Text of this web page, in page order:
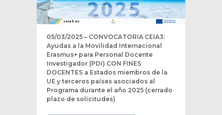
05/03/2025 – CONVOCATORIA CEIA3:
Ayudas a la Movilidad Internacional
Erasmus+ para Personal Docente
Investigador (PDI) CON FINES
DOCENTES a Estados miembros de la
UE y terceros países asociados al
Programa durante el año 2025 (cerrado
plazo de solicitudes)